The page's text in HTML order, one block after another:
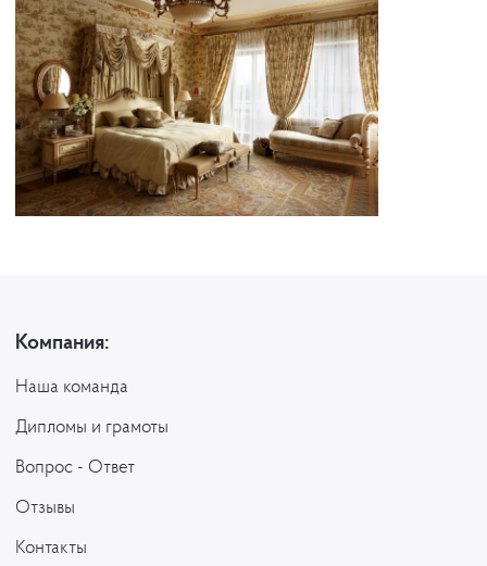
Компания:
Наша команда
Дипломы и грамоты
Вопрос - Ответ
Отзывы
Контакты